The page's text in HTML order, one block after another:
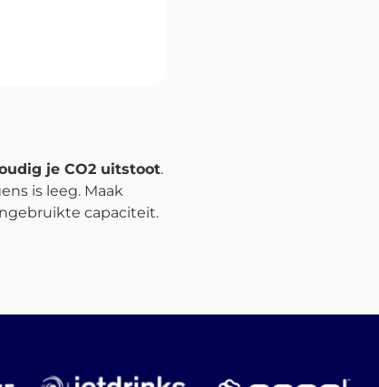
je CO2 uitstoot.
is leeg. Maak
capaciteit.